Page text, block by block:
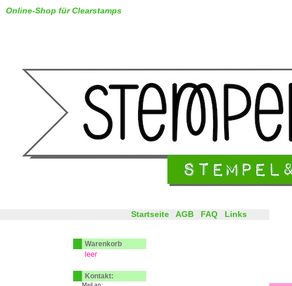
Online-Shop für Clearstamps
Startseite AGB FAQ Links
Warenkorb
leer
Kontakt:
Mail an: